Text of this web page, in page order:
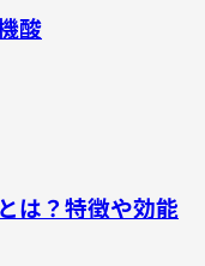
酸
は？特徴や効能